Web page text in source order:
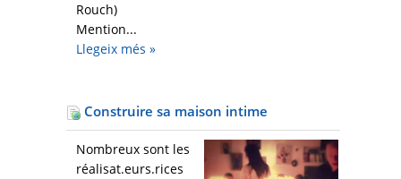
Rouch)
Mention...
Llegeix més »
Construire sa maison intime
Nombreux sont les
réalisat.eurs.rices